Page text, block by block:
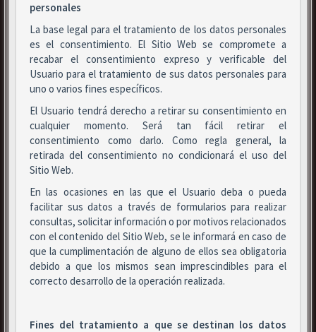
personales
La base legal para el tratamiento de los datos personales
es el consentimiento. El Sitio Web se compromete a
recabar el consentimiento expreso y verificable del
Usuario para el tratamiento de sus datos personales para
uno o varios fines específicos.
El Usuario tendrá derecho a retirar su consentimiento en
cualquier momento. Será tan fácil retirar el
consentimiento como darlo. Como regla general, la
retirada del consentimiento no condicionará el uso del
Sitio Web.
En las ocasiones en las que el Usuario deba o pueda
facilitar sus datos a través de formularios para realizar
consultas, solicitar información o por motivos relacionados
con el contenido del Sitio Web, se le informará en caso de
que la cumplimentación de alguno de ellos sea obligatoria
debido a que los mismos sean imprescindibles para el
correcto desarrollo de la operación realizada.
Fines del tratamiento a que se destinan los datos